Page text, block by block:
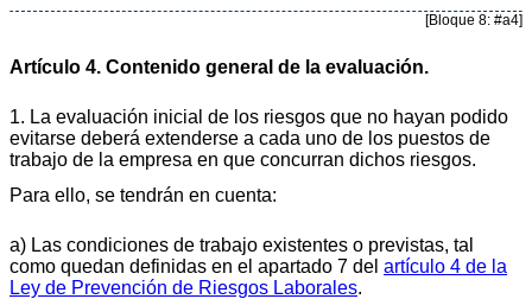
[Bloque 8: #a4]
Artículo 4. Contenido general de la evaluación.
1. La evaluación inicial de los riesgos que no hayan podido
evitarse deberá extenderse a cada uno de los puestos de
trabajo de la empresa en que concurran dichos riesgos.
Para ello, se tendrán en cuenta:
a) Las condiciones de trabajo existentes o previstas, tal
como quedan definidas en el apartado 7 del artículo 4 de la
Ley de Prevención de Riesgos Laborales.